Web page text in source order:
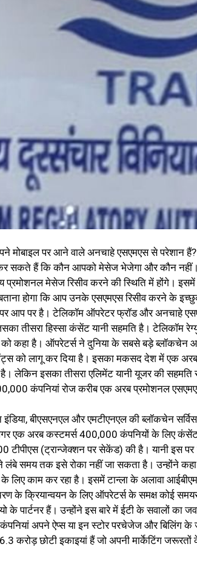
मोबाइल पर आने वाले अनचाहे एसएमएस से परेशान
सकते हैं कि कौन आपको मेसेज भेजेगा और कौन नहीं।
मेसेज रिसीव करने की स्थिति में होंगे।
होगा कि आप उनके एसएमएस रिसीव करने के
पर आप पर है। टेलिकॉम ऑपरेटर फ्रॉड और अनचाहे
तीसरा हिस्सा कंसेंट यानी सहमति है। टेलिकॉम
कहा है। ऑपरेटर्स ने दुनिया के सबसे बड़े ब्लॉकचेन
को लागू कर दिया है। इसका मकसद देश में एक
लेकिन इसका तीसरा एलिमेंट यानी यूजर की सहमति
कंपनियां रोज करीब एक अरब प्रमोशनल
इंडिया, बीएसएनएल और एमटीएनएल की ब्लॉकचेन
एक अरब कस्टमर्स 400,000 कंपनियों के लिए कंसेंट
टीपीएस (ट्रान्जेक्शन पर सेकेंड) की है। यानी इस
लंबे समय तक इसे रोका नहीं जा सकता है। उन्होंने
काम कर रहा है। इसमें टान्ला के अलावा
के क्रियान्वयन के लिए ऑपरेटर्स के समक्ष कोई
के पार्टनर हैं। उन्होंने इस बारे में ईटी के सवालों का
अपने ऐप्स या इन स्टोर परचेजेज और बिलिंग
करोड़ छोटी इकाइयां हैं जो अपनी मार्केटिंग